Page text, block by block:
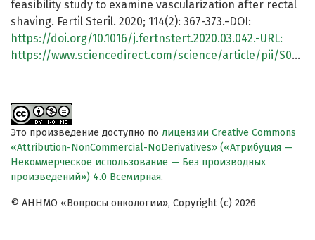
feasibility study to examine vascularization after rectal
shaving. Fertil Steril. 2020; 114(2): 367-373.-DOI:
https://doi.org/10.1016/j.fertnstert.2020.03.042.-URL:
https://www.sciencedirect.com/science/article/pii/S0015028220303290
Это произведение доступно по лицензии Creative Commons
«Attribution-NonCommercial-NoDerivatives» («Атрибуция —
Некоммерческое использование — Без производных
произведений») 4.0 Всемирная.
© АННМО «Вопросы онкологии», Copyright (c) 2026